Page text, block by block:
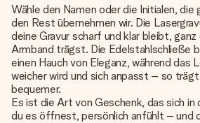
Wähle den Namen oder die Initialen, die
den Rest übernehmen wir. Die
deine Gravur scharf und klar bleibt,
Armband trägst. Die Edelstahlschließe
einen Hauch von Eleganz, während das
weicher wird und sich anpasst – so
bequemer.
Es ist die Art von Geschenk, das sich
du es öffnest, persönlich anfühlt – und